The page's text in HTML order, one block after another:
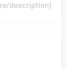
description)